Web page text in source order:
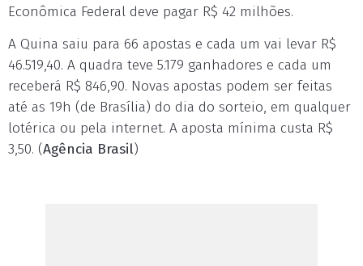
Econômica Federal deve pagar R$ 42 milhões.
A Quina saiu para 66 apostas e cada um vai levar R$
46.519,40. A quadra teve 5.179 ganhadores e cada um
receberá R$ 846,90. Novas apostas podem ser feitas
até as 19h (de Brasília) do dia do sorteio, em qualquer
lotérica ou pela internet. A aposta mínima custa R$
3,50. (Agência Brasil)